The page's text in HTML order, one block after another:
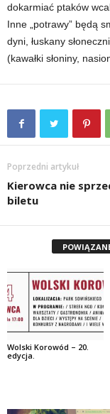
dokarmiać ptaków
Inne „potrawy” będą
dyni, łuskany
(kawałki słoniny,
Poprzedni artykuł
Kierowca nie
biletu
Wolski Korowód – 20.
edycja.